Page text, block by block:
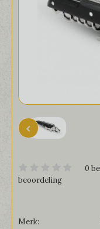
0
beoordeling
Merk: